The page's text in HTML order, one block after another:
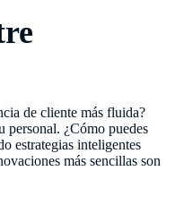
de cliente más fluida?
personal. ¿Cómo puedes
estrategias inteligentes
más sencillas son